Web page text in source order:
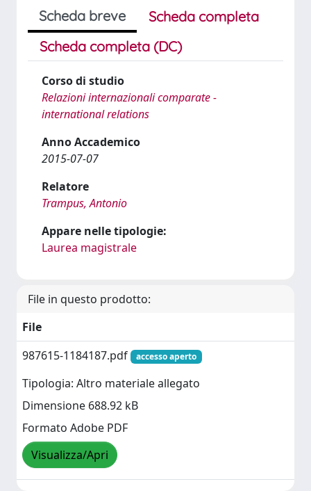
Scheda breve
Scheda completa
Scheda completa (DC)
Corso di studio
Relazioni internazionali comparate -
international relations
Anno Accademico
2015-07-07
Relatore
Trampus, Antonio
Appare nelle tipologie:
Laurea magistrale
File in questo prodotto:
File
987615-1184187.pdf
accesso aperto
Tipologia: Altro materiale allegato
Dimensione 688.92 kB
Formato Adobe PDF
Visualizza/Apri